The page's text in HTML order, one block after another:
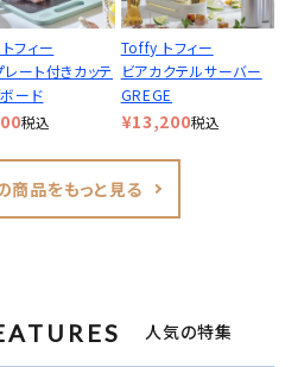
フィー
ート付きカッテ
ード
税込
Toffy トフィー
ビアカクテルサーバー
GREGE
¥13,200税込
商品をもっと見る
人気の特集